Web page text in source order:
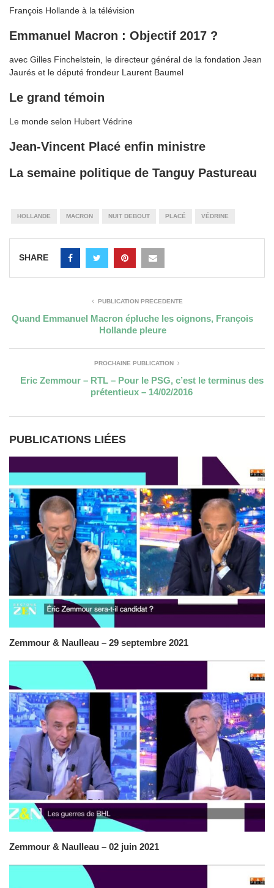
François Hollande à la télévision
Emmanuel Macron : Objectif 2017 ?
avec Gilles Finchelstein, le directeur général de la fondation Jean
Jaurés et le député frondeur Laurent Baumel
Le grand témoin
Le monde selon Hubert Védrine
Jean-Vincent Placé enfin ministre
La semaine politique de Tanguy Pastureau
HOLLANDE MACRON NUIT DEBOUT PLACÉ VÉDRINE
SHARE
PUBLICATION PRÉCÉDENTE
Quand Emmanuel Macron épluche les oignons, François
Hollande pleure
PROCHAINE PUBLICATION
Eric Zemmour – RTL – Pour le PSG, c’est le terminus des
prétentieux – 14/02/2016
PUBLICATIONS LIÉES
Zemmour & Naulleau – 29 septembre 2021
Zemmour & Naulleau – 02 juin 2021